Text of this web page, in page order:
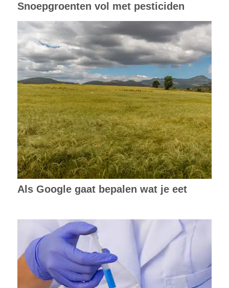
Snoepgroenten vol met pesticiden
Als Google gaat bepalen wat je eet